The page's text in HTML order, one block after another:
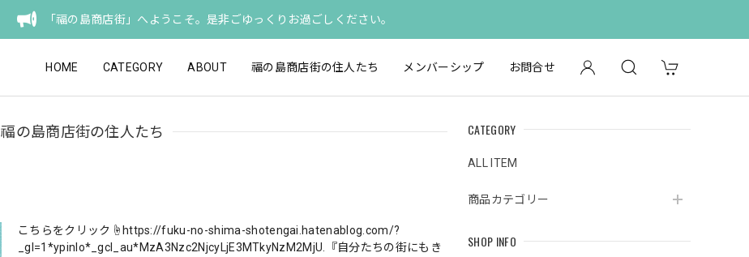
「福の島商店街」へようこそ。是非ごゆっくりお過ごしください。
HOME CATEGORY ABOUT 福の島商店街の住人たち メンバーシップ お問合せ
CATEGORY
ALL ITEM
商品カテゴリー
SHOP INFO
福の島商店街の住人たち
こちらをクリック☝️https://fuku-no-shima-shotengai.hatenablog.com/?
_gl=1*ypinlo*_gcl_au*MzA3Nzc2NjcyLjE3MTkyNzM2MjU.『自分たちの街にもき